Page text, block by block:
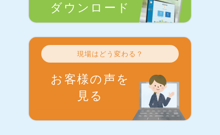
ダウンロード
現場はどう変わる？
お客様の声を
見る